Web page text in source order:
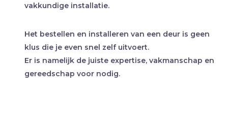
vakkundige installatie.
Het bestellen en installeren van een deur is geen
klus die je even snel zelf uitvoert.
Er is namelijk de juiste expertise, vakmanschap en
gereedschap voor nodig.